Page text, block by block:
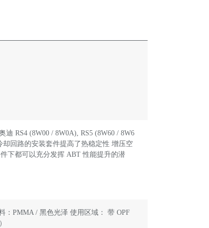
RS4 (8W00 / 8W0A), RS5 (8W60 / 8W6
回路的安装套件提高了热稳定性 增压空
下都可以充分发挥 ABT 性能提升的潜
：PMMA / 黑色光泽 使用区域： 带 OPF